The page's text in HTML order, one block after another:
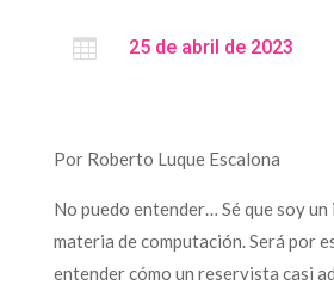
 25 de abril de 2023
Por Roberto Luque Escalona
No puedo entender… Sé que soy
materia de computación. Será por
entender cómo un reservista casi